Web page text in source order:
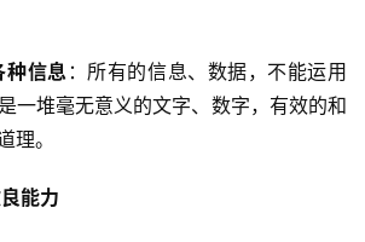
种信息 ：所有的信息、数据，不能运用
一堆毫无意义的文字、数字，有效的和
理。
能力